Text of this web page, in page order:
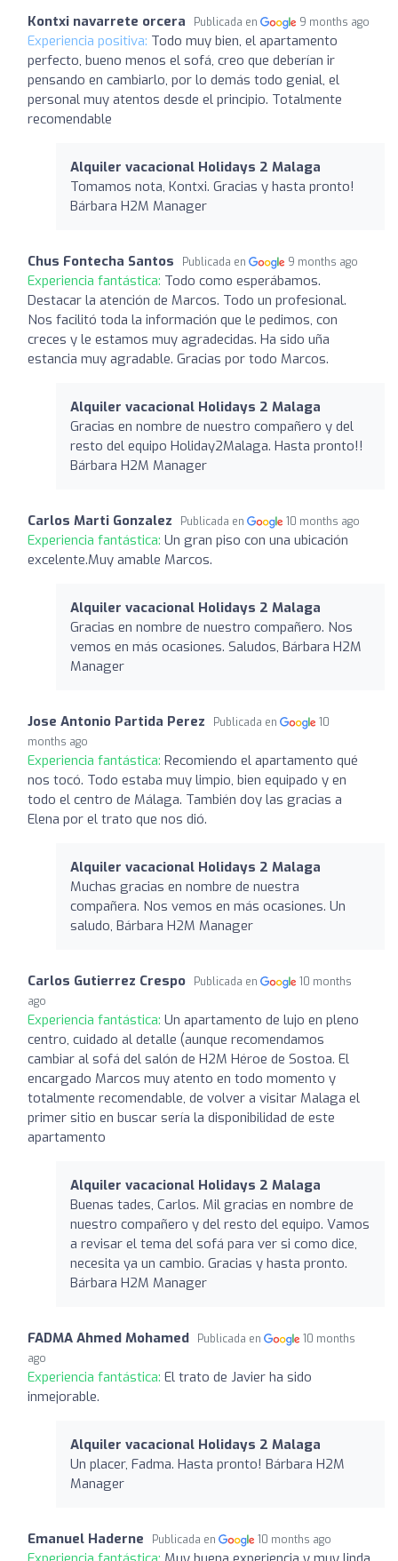
Kontxi navarrete orcera Publicada en 9 months ago
Experiencia positiva: Todo muy bien, el apartamento
perfecto, bueno menos el sofá, creo que deberían ir
pensando en cambiarlo, por lo demás todo genial, el
personal muy atentos desde el principio. Totalmente
recomendable
Alquiler vacacional Holidays 2 Malaga
Tomamos nota, Kontxi. Gracias y hasta pronto!
Bárbara H2M Manager
Chus Fontecha Santos Publicada en 9 months ago
Experiencia fantástica: Todo como esperábamos.
Destacar la atención de Marcos. Todo un profesional.
Nos facilitó toda la información que le pedimos, con
creces y le estamos muy agradecidas. Ha sido uña
estancia muy agradable. Gracias por todo Marcos.
Alquiler vacacional Holidays 2 Malaga
Gracias en nombre de nuestro compañero y del
resto del equipo Holiday2Malaga. Hasta pronto!!
Bárbara H2M Manager
Carlos Marti Gonzalez Publicada en 10 months ago
Experiencia fantástica: Un gran piso con una ubicación
excelente.Muy amable Marcos.
Alquiler vacacional Holidays 2 Malaga
Gracias en nombre de nuestro compañero. Nos
vemos en más ocasiones. Saludos, Bárbara H2M
Manager
Jose Antonio Partida Perez Publicada en
10
months ago
Experiencia fantástica: Recomiendo el apartamento qué
nos tocó. Todo estaba muy limpio, bien equipado y en
todo el centro de Málaga. También doy las gracias a
Elena por el trato que nos dió.
Alquiler vacacional Holidays 2 Malaga
Muchas gracias en nombre de nuestra
compañera. Nos vemos en más ocasiones. Un
saludo, Bárbara H2M Manager
Carlos Gutierrez Crespo Publicada en
10 months
ago
Experiencia fantástica: Un apartamento de lujo en pleno
centro, cuidado al detalle (aunque recomendamos
cambiar al sofá del salón de H2M Héroe de Sostoa. El
encargado Marcos muy atento en todo momento y
totalmente recomendable, de volver a visitar Malaga el
primer sitio en buscar sería la disponibilidad de este
apartamento
Alquiler vacacional Holidays 2 Malaga
Buenas tades, Carlos. Mil gracias en nombre de
nuestro compañero y del resto del equipo. Vamos
a revisar el tema del sofá para ver si como dice,
necesita ya un cambio. Gracias y hasta pronto.
Bárbara H2M Manager
FADMA Ahmed Mohamed Publicada en
10 months
ago
Experiencia fantástica: El trato de Javier ha sido
inmejorable.
Alquiler vacacional Holidays 2 Malaga
Un placer, Fadma. Hasta pronto! Bárbara H2M
Manager
Emanuel Haderne Publicada en 10 months ago